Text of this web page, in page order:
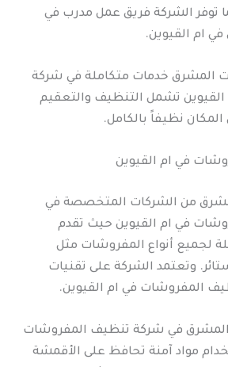
توفر الشركة فريق عمل مدرب في
ام القيوين.
المشرق خدمات متكاملة في شركة
تشمل التنظيف والتعقيم
نظيفاً بالكامل.
في ام القيوين
من الشركات المتخصصة في
في ام القيوين حيث تقدم
لجميع أنواع المفروشات مثل
وتعتمد الشركة على تقنيات
المفروشات في ام القيوين.
المشرق في شركة تنظيف المفروشات
مواد آمنة تحافظ على الأقمشة